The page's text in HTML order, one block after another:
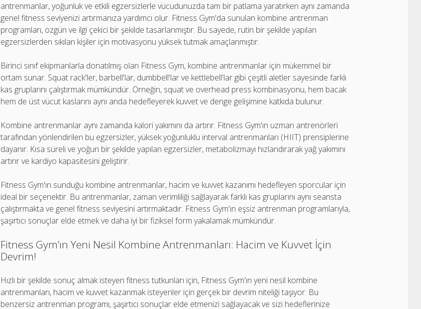
antrenmanlar, yoğunluk ve etkili egzersizlerle vücudunuzda tam bir patlama yaratırken aynı zamanda
genel fitness seviyenizi artırmanıza yardımcı olur. Fitness Gym'da sunulan kombine antrenman
programları, özgün ve ilgi çekici bir şekilde tasarlanmıştır. Bu sayede, rutin bir şekilde yapılan
egzersizlerden sıkılan kişiler için motivasyonu yüksek tutmak amaçlanmıştır.
Birinci sınıf ekipmanlarla donatılmış olan Fitness Gym, kombine antrenmanlar için mükemmel bir
ortam sunar. Squat rack'ler, barbell'lar, dumbbell'lar ve kettlebell'lar gibi çeşitli aletler sayesinde farklı
kas gruplarını çalıştırmak mümkündür. Örneğin, squat ve overhead press kombinasyonu, hem bacak
hem de üst vücut kaslarını aynı anda hedefleyerek kuvvet ve denge gelişimine katkıda bulunur.
Kombine antrenmanlar aynı zamanda kalori yakımını da artırır. Fitness Gym'ın uzman antrenörleri
tarafından yönlendirilen bu egzersizler, yüksek yoğunluklu interval antrenmanları (HIIT) prensiplerine
dayanır. Kısa süreli ve yoğun bir şekilde yapılan egzersizler, metabolizmayı hızlandırarak yağ yakımını
artırır ve kardiyo kapasitesini geliştirir.
Fitness Gym'ın sunduğu kombine antrenmanlar, hacim ve kuvvet kazanımı hedefleyen sporcular için
ideal bir seçenektir. Bu antrenmanlar, zaman verimliliği sağlayarak farklı kas gruplarını aynı seansta
çalıştırmakta ve genel fitness seviyesini artırmaktadır. Fitness Gym'ın eşsiz antrenman programlarıyla,
şaşırtıcı sonuçlar elde etmek ve daha iyi bir fiziksel form yakalamak mümkündür.
Fitness Gym’ın Yeni Nesil Kombine Antrenmanları: Hacim ve Kuvvet İçin
Devrim!
Hızlı bir şekilde sonuç almak isteyen fitness tutkunları için, Fitness Gym'ın yeni nesil kombine
antrenmanları, hacim ve kuvvet kazanmak isteyenler için gerçek bir devrim niteliği taşıyor. Bu
benzersiz antrenman programı, şaşırtıcı sonuçlar elde etmenizi sağlayacak ve sizi hedeflerinize